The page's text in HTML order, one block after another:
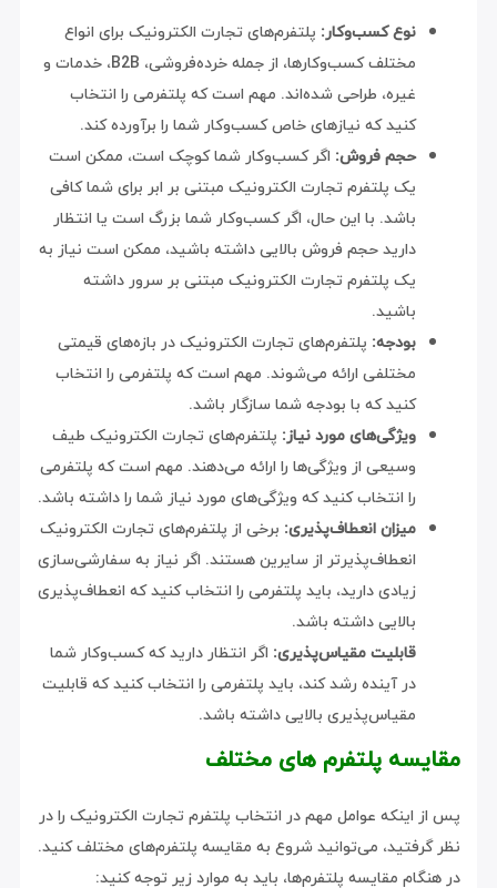
نوع کسب‌وکار: پلتفرم‌های تجارت الکترونیک برای انواع
مختلف کسب‌وکارها، از جمله خرده‌فروشی، B2B، خدمات و
غیره، طراحی شده‌اند. مهم است که پلتفرمی را انتخاب
کنید که نیازهای خاص کسب‌وکار شما را برآورده کند.
حجم فروش: اگر کسب‌وکار شما کوچک است، ممکن است
یک پلتفرم تجارت الکترونیک مبتنی بر ابر برای شما کافی
باشد. با این حال، اگر کسب‌وکار شما بزرگ است یا انتظار
دارید حجم فروش بالایی داشته باشید، ممکن است نیاز به
یک پلتفرم تجارت الکترونیک مبتنی بر سرور داشته
باشید.
بودجه: پلتفرم‌های تجارت الکترونیک در بازه‌های قیمتی
مختلفی ارائه می‌شوند. مهم است که پلتفرمی را انتخاب
کنید که با بودجه شما سازگار باشد.
ویژگی‌های مورد نیاز: پلتفرم‌های تجارت الکترونیک طیف
وسیعی از ویژگی‌ها را ارائه می‌دهند. مهم است که پلتفرمی
را انتخاب کنید که ویژگی‌های مورد نیاز شما را داشته باشد.
میزان انعطاف‌پذیری: برخی از پلتفرم‌های تجارت الکترونیک
انعطاف‌پذیرتر از سایرین هستند. اگر نیاز به سفارشی‌سازی
زیادی دارید، باید پلتفرمی را انتخاب کنید که انعطاف‌پذیری
بالایی داشته باشد.
قابلیت مقیاس‌پذیری: اگر انتظار دارید که کسب‌وکار شما
در آینده رشد کند، باید پلتفرمی را انتخاب کنید که قابلیت
مقیاس‌پذیری بالایی داشته باشد.
مقایسه پلتفرم های مختلف
پس از اینکه عوامل مهم در انتخاب پلتفرم تجارت الکترونیک را در
نظر گرفتید، می‌توانید شروع به مقایسه پلتفرم‌های مختلف کنید.
در هنگام مقایسه پلتفرم‌ها، باید به موارد زیر توجه کنید: